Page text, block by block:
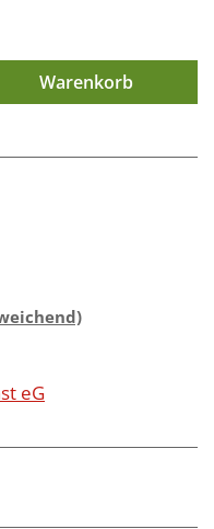
Warenkorb
eG